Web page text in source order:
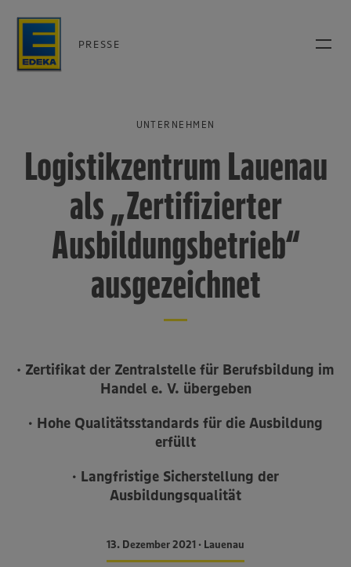
PRESSE
UNTERNEHMEN
Logistikzentrum Lauenau
als „Zertifizierter
Ausbildungsbetrieb“
ausgezeichnet
• Zertifikat der Zentralstelle für Berufsbildung im
Handel e. V. übergeben
• Hohe Qualitätsstandards für die Ausbildung
erfüllt
• Langfristige Sicherstellung der
Ausbildungsqualität
13. Dezember 2021 • Lauenau